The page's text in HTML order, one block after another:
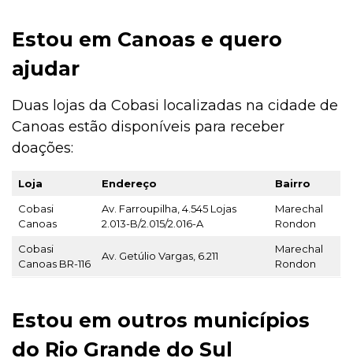
Estou em Canoas e quero
ajudar
Duas lojas da Cobasi localizadas na cidade de
Canoas estão disponíveis para receber
doações:
Loja Endereço
Bairro
Cobasi
Canoas
Av. Farroupilha, 4.545 Lojas
2.013-B/2.015/2.016-A
Marechal
Rondon
Cobasi
Canoas BR-116
Av. Getúlio Vargas, 6.211
Marechal
Rondon
Estou em outros municípios
do Rio Grande do Sul